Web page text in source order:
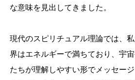
な意味を見出してきました。
現代のスピリチュアル理論では、
界はエネルギーで満ちており、宇
たちが理解しやすい形でメッセー